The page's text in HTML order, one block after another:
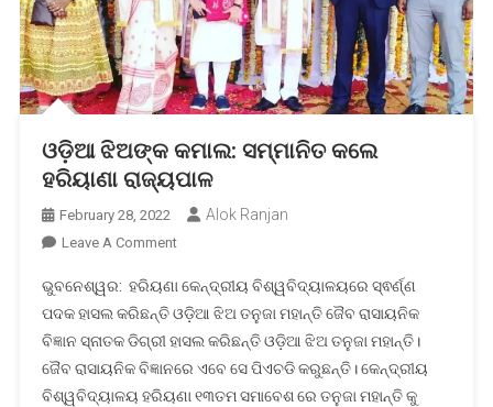
ଓଡ଼ିଆ ଝିଅଙ୍କ କମାଲ: ସମ୍ମାନିତ କଲେ
ହରିୟାଣା ରାଜ୍ୟପାଳ
February 28, 2022 Alok Ranjan
Leave A CommentOn
ଝିଅଙ୍କ
କମାଲ:
ସମ୍ମାନିତ
କଲେ
ହରିୟାଣା
ଭୁବନେଶ୍ୱର: ହରିୟଣା କେନ୍ଦ୍ରୀୟ ବିଶ୍ୱବିଦ୍ୟାଳୟରେ ସ୍ଵର୍ଣ୍ଣ
ପଦକ ହାସଲ କରିଛନ୍ତି ଓଡ଼ିଆ ଝିଅ ତନୁଜା ମହାନ୍ତି ଜୈବ ରାସାୟନିକ
ବିଜ୍ଞାନ ସ୍ନାତକ ଡିଗ୍ରୀ ହାସଲ କରିଛନ୍ତି ଓଡ଼ିଆ ଝିଅ ତନୁଜା ମହାନ୍ତି।
ଜୈବ ରାସାୟନିକ ବିଜ୍ଞାନରେ ଏବେ ସେ ପିଏଚଡି କରୁଛନ୍ତି। କେନ୍ଦ୍ରୀୟ
ବିଶ୍ୱବିଦ୍ୟାଳୟ ହରିୟଣା ୧୩ତମ ସମାବେଶ ରେ ତନୁଜା ମହାନ୍ତି କୁ